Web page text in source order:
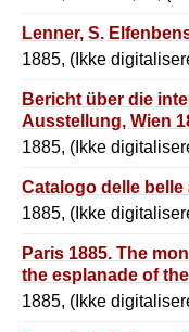
Lenner, S.
1885, (Ikke
Bericht über die
Ausstellung, Wien
1885, (Ikke
Catalogo delle
1885, (Ikke
Paris 1885. The
the esplanade of
1885, (Ikke